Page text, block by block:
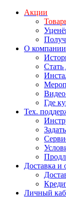
Акции
О компании
Стать
Где
Тех.
Доставка и
Личный